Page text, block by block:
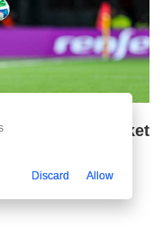
ketma-ket
baholadi
Discard Allow